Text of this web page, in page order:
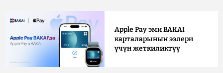
Apple Pay эми BAKAI
карталарынын ээлери
үчүн жеткиликтүү